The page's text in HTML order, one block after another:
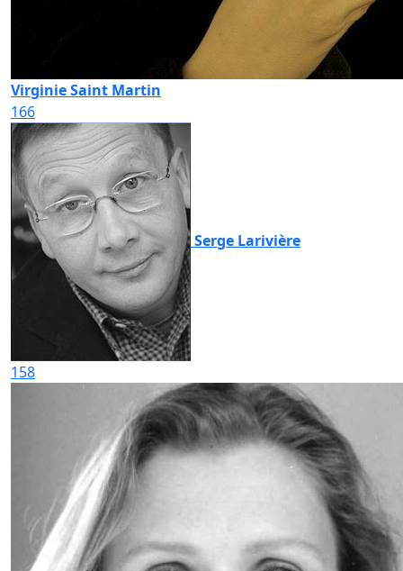
Virginie Saint Martin
166
Serge Larivière
158